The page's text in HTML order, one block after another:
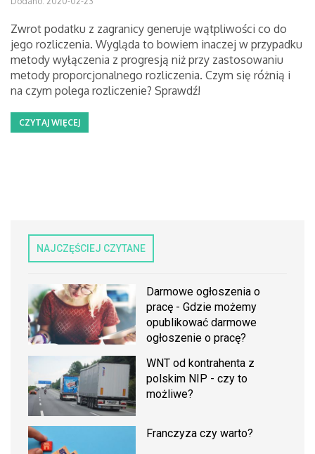
Zwrot podatku z zagranicy generuje wątpliwości co do
jego rozliczenia. Wygląda to bowiem inaczej w przypadku
metody wyłączenia z progresją niż przy zastosowaniu
metody proporcjonalnego rozliczenia. Czym się różnią i
na czym polega rozliczenie? Sprawdź!
CZYTAJ WIĘCEJ
NAJCZĘŚCIEJ CZYTANE
Darmowe ogłoszenia o
pracę - Gdzie możemy
opublikować darmowe
ogłoszenie o pracę?
WNT od kontrahenta z
polskim NIP - czy to
możliwe?
Franczyza czy warto?